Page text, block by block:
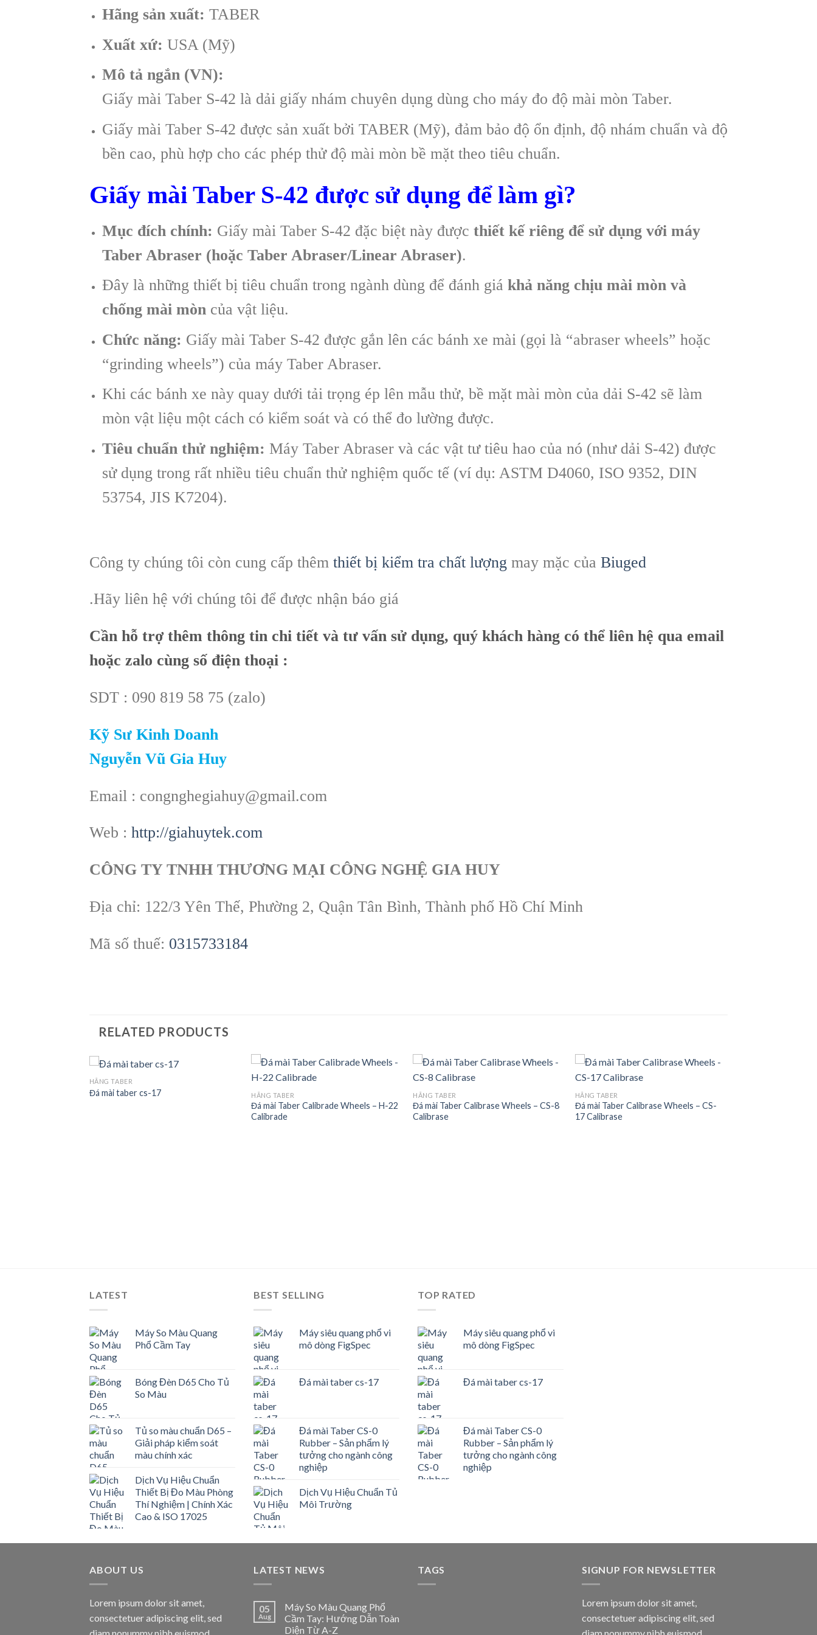
Hãng sản xuất: TABER
Xuất xứ: USA (Mỹ)
Mô tả ngắn (VN):
Giấy mài Taber S-42 là dải giấy nhám chuyên dụng dùng cho máy đo độ mài mòn Taber.
Giấy mài Taber S-42 được sản xuất bởi TABER (Mỹ), đảm bảo độ ổn định, độ nhám chuẩn và độ
bền cao, phù hợp cho các phép thử độ mài mòn bề mặt theo tiêu chuẩn.
Giấy mài Taber S-42 được sử dụng để làm gì?
Mục đích chính: Giấy mài Taber S-42 đặc biệt này được thiết kế riêng để sử dụng với máy
Taber Abraser (hoặc Taber Abraser/Linear Abraser).
Đây là những thiết bị tiêu chuẩn trong ngành dùng để đánh giá khả năng chịu mài mòn và
chống mài mòncủa vật liệu.
Chức năng: Giấy mài Taber S-42 được gắn lên các bánh xe mài (gọi là “abraser wheels” hoặc
“grinding wheels”) của máy Taber Abraser.
Khi các bánh xe này quay dưới tải trọng ép lên mẫu thử, bề mặt mài mòn của dải S-42 sẽ làm
mòn vật liệu một cách có kiểm soát và có thể đo lường được.
Tiêu chuẩn thử nghiệm: Máy Taber Abraser và các vật tư tiêu hao của nó (như dải S-42) được
sử dụng trong rất nhiều tiêu chuẩn thử nghiệm quốc tế (ví dụ: ASTM D4060, ISO 9352, DIN
53754, JIS K7204).
Công ty chúng tôi còn cung cấp thêm thiết bị kiểm tra chất lượng may mặc của Biuged
.Hãy liên hệ với chúng tôi để được nhận báo giá
Cần hỗ trợ thêm thông tin chi tiết và tư vấn sử dụng, quý khách hàng có thể liên hệ qua email
hoặc zalo cùng số điện thoại :
SDT : 090 819 58 75 (zalo)
Kỹ Sư Kinh Doanh
Nguyễn Vũ Gia Huy
Email : congnghegiahuy@gmail.com
Web : http://giahuytek.com
CÔNG TY TNHH THƯƠNG MẠI CÔNG NGHỆ GIA HUY
Địa chỉ: 122/3 Yên Thế, Phường 2, Quận Tân Bình, Thành phố Hồ Chí Minh
Mã số thuế: 0315733184
RELATED PRODUCTS
HÃNG TABER
Đá mài taber cs-17
Add to
HÃNG TABER
Đá mài Taber Calibrade Wheels – H-22
Calibrade
Add to
HÃNG TABER
Đá mài Taber Calibrase Wheels – CS-8
Calibrase
Add to
HÃNG TABER
Đá mài Taber Calibrase Wheels – CS-
17 Calibrase
LATEST
Máy So Màu Quang
Phổ Cầm Tay
Bóng Đèn D65 Cho Tủ
So Màu
Tủ so màu chuẩn D65 –
Giải pháp kiểm soát
màu chính xác
Dịch Vụ Hiệu Chuẩn
Thiết Bị Đo Màu Phòng
Thí Nghiệm | Chính Xác
Cao & ISO 17025
BEST SELLING
Máy siêu quang phổ vi
mô dòng FigSpec
Đá mài taber cs-17
Đá mài Taber CS-0
Rubber – Sản phẩm lý
tưởng cho ngành công
nghiệp
Dịch Vụ Hiệu Chuẩn Tủ
Môi Trường
TOP RATED
Máy siêu quang phổ vi
mô dòng FigSpec
Đá mài taber cs-17
Đá mài Taber CS-0
Rubber – Sản phẩm lý
tưởng cho ngành công
nghiệp
ABOUT US
Lorem ipsum dolor sit amet,
consectetuer adipiscing elit, sed
LATEST NEWS
05
Aug
Máy So Màu Quang Phổ
Cầm Tay: Hướng Dẫn Toàn
Diện Từ A-Z
TAGS SIGNUP FOR NEWSLETTER
Lorem ipsum dolor sit amet,
consectetuer adipiscing elit, sed